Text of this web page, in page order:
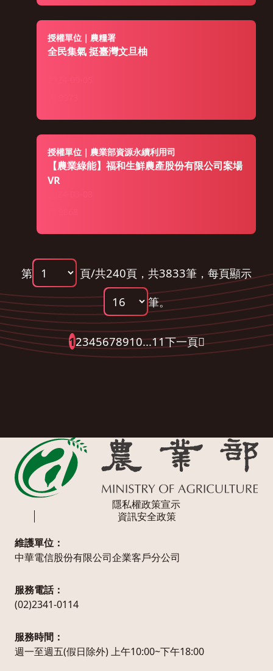
授權單位｜農糧署
全民集氣 挺臺灣文旦柚
授權單位｜農業部資源永續利用司
【農業綠能】福和生鮮農產股份有限公司案場
VR
第 頁/共240頁，共3833筆， 每頁顯示
筆。
12345678910...11下一頁
隱私權政策宣示
資訊安全政策
維護單位：
中華電信股份有限公司企業客戶分公司
服務電話：
(02)2341-0114
服務時間：
週一至週五(假日除外) 上午10:00~下午18:00